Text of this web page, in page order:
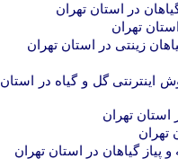
در استان تهران
تهران
زینتی در استان تهران
گل و گیاه در استان
تهران
پیاز گیاهان در استان تهران